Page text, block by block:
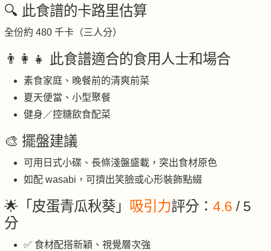
🔍 此食譜的卡路里估算
全份約 480 千卡（三人分）
👨‍👩‍👧 此食譜適合的食用人士和場合
素食家庭、晚餐前的清爽前菜
夏天便當、小型聚餐
健身／控糖飲食配菜
🎨 擺盤建議
可用日式小碟、長條淺盤盛載，突出食材原色
如配 wasabi，可擠出笑臉或心形裝飾點綴
🌟「皮蛋青瓜秋葵」 吸引力評分： 4.6 / 5
分
✅ 食材配搭新穎、視覺層次強